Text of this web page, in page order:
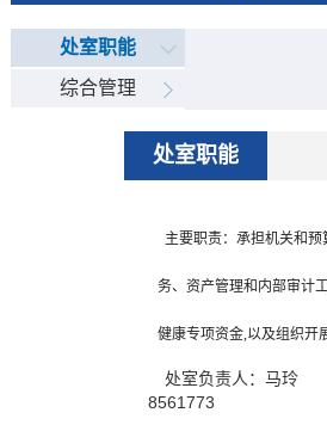
处室职能
综合管理
处室职能
主要职责：承担机关和
务、资产管理和内部审计
健康专项资金,以及组织开
处室负责人：马玲
8561773